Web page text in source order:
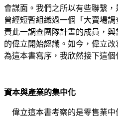
會謀面。我們之所以有些聯繫
曾經短暫組織過一個「大賣場
責此一調查團隊計畫的成員，
的偉立開始認識。如今，偉立
為這本書寫序，我欣然接下這個
資本與產業的集中化
偉立這本書考察的是零售業